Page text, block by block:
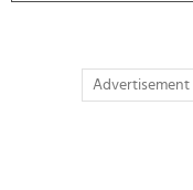
Advertisement